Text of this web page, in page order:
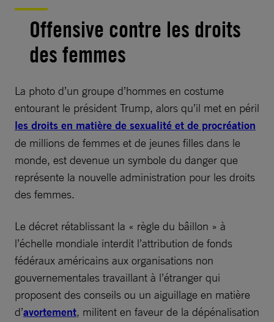
Offensive contre les droits
des femmes
La photo d’un groupe d’hommes en costume
entourant le président Trump, alors qu’il met en péril
les droits en matière de sexualité et de procréation
de millions de femmes et de jeunes filles dans le
monde, est devenue un symbole du danger que
représente la nouvelle administration pour les droits
des femmes.
Le décret rétablissant la « règle du bâillon » à
l’échelle mondiale interdit l’attribution de fonds
fédéraux américains aux organisations non
gouvernementales travaillant à l’étranger qui
proposent des conseils ou un aiguillage en matière
d’avortement, militent en faveur de la dépénalisation